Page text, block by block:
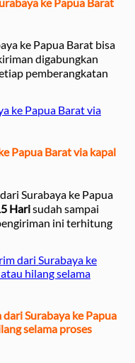
ke Papua Barat bisa
digabungkan
pemberangkatan
ke Papua Barat via
Papua Barat via kapal
Surabaya ke Papua
Harisudah sampai
ini terhitung
dari Surabaya ke
hilang selama
Surabaya ke Papua
selama proses